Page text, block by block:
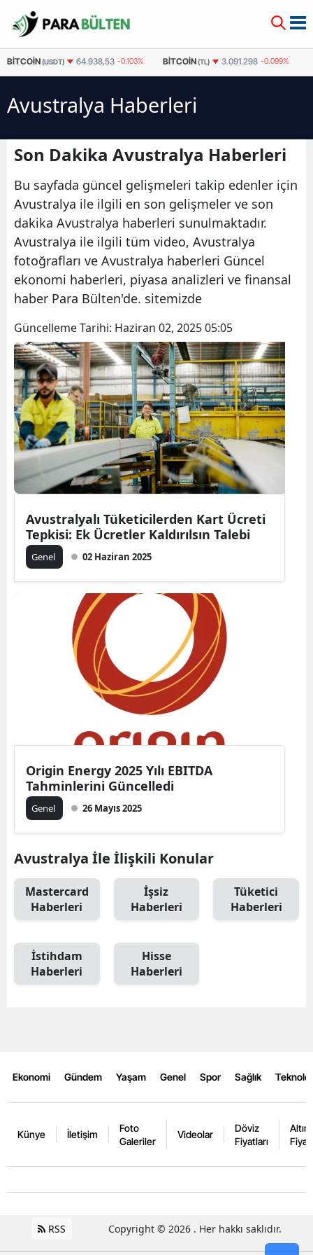
BITCOIN(USDT) 64.938,53 -0.103% BITCOIN(TL) 3.091.298 -0.099%
Avustralya Haberleri
Son Dakika Avustralya Haberleri
Bu sayfada güncel gelişmeleri takip edenler için
Avustralya ile ilgili en son gelişmeler ve son
dakika Avustralya haberleri sunulmaktadır.
Avustralya ile ilgili tüm video, Avustralya
fotoğrafları ve Avustralya haberleri Güncel
ekonomi haberleri, piyasa analizleri ve finansal
haber Para Bülten'de. sitemizde
Güncelleme Tarihi: Haziran 02, 2025 05:05
Avustralyalı Tüketicilerden Kart Ücreti
Tepkisi: Ek Ücretler Kaldırılsın Talebi
Genel 02 Haziran 2025
Origin Energy 2025 Yılı EBITDA
Tahminlerini Güncelledi
Genel 26 Mayıs 2025
Avustralya İle İlişkili Konular
Mastercard
Haberleri
İşsiz
Haberleri
Tüketici
Haberleri
İstihdam
Haberleri
Hisse
Haberleri
Ekonomi Gündem Yaşam Genel Spor Sağlık
Künye İletişim
Foto
Galeriler
Videolar
Döviz
Fiyatları
Altın
RSS Copyright © 2026 . Her hakkı saklıdır.